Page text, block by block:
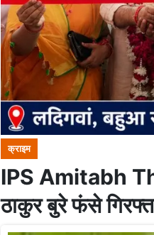
क्राइम
IPS Amitabh
ठाकुर बुरे फंसे